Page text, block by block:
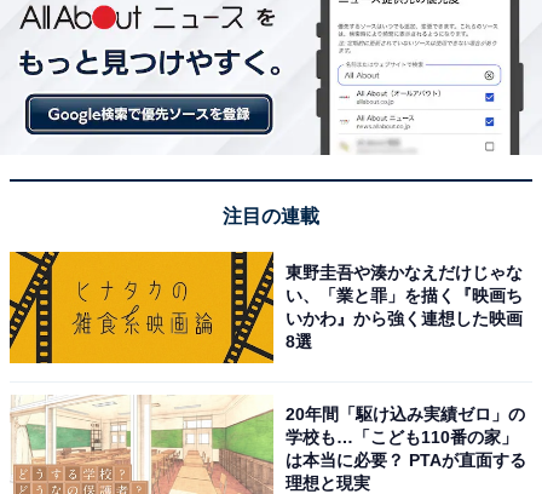
位「イオングループ」を抑えた1位は？【2022年卒】
・
就職したい企業・業種ランキング3年連続1位！ Google
や国家公務員よりも「働きたい業種」とは？
はコロナ禍でも安定の…？
・
「世界の大学」ランキング！ 日本のトップは東京大学で
23位、2位オックスフォード大学を抑えた1位は？
注目の連載
東野圭吾や湊かなえだけじゃな
い、「業と罪」を描く『映画ち
いかわ』から強く連想した映画
8選
20年間「駆け込み実績ゼロ」の
学校も…「こども110番の家」
は本当に必要？ PTAが直面する
理想と現実